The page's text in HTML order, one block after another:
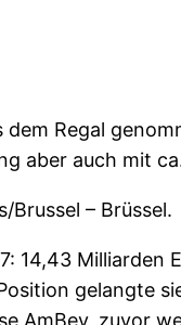
Regal
aber auch mit
Brussel – Brüssel.
14,43
gelangte
AmBev, zuvor